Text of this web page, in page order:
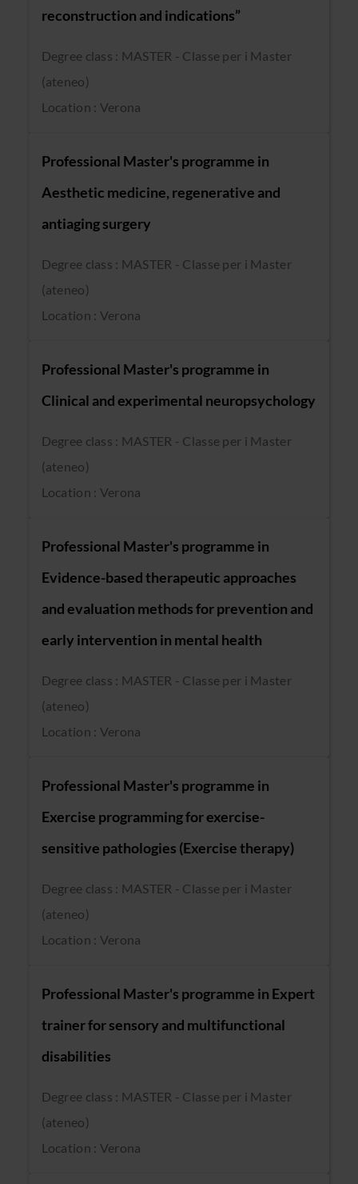
reconstruction and indications”
Degree class : MASTER - Classe per i Master
(ateneo)
Location : Verona
Professional Master's programme in
Aesthetic medicine, regenerative and
antiaging surgery
Degree class : MASTER - Classe per i Master
(ateneo)
Location : Verona
Professional Master's programme in
Clinical and experimental neuropsychology
Degree class : MASTER - Classe per i Master
(ateneo)
Location : Verona
Professional Master's programme in
Evidence-based therapeutic approaches
and evaluation methods for prevention and
early intervention in mental health
Degree class : MASTER - Classe per i Master
(ateneo)
Location : Verona
Professional Master's programme in
Exercise programming for exercise-
sensitive pathologies (Exercise therapy)
Degree class : MASTER - Classe per i Master
(ateneo)
Location : Verona
Professional Master's programme in Expert
trainer for sensory and multifunctional
disabilities
Degree class : MASTER - Classe per i Master
(ateneo)
Location : Verona